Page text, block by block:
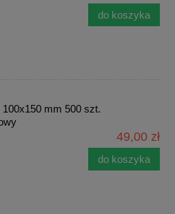
do koszyka
mm 500 szt.
49,00 zł
do koszyka